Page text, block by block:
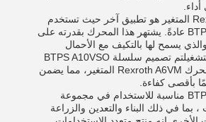
محرك Rexroth A6VM المتغير هو تطبيق آخر حيث تستخدم
سلسلة BTPS A10VSO عادةً. يشتهر هذا المحرك بقدرته على
يسمح لها بالتكيف مع الأحمال
المختلفة وظروف التشغيلتم تصميم سلسلة BTPS A10VSO
للعمل بسلاسة مع محرك Rexroth A6VM المتغير، مما يضمن
بأقصى كفاءة.
سلسلة BTPS A10VSO مناسبة للاستخدام في مجموعة
بما في ذلك البناء والتعدين والزراعة